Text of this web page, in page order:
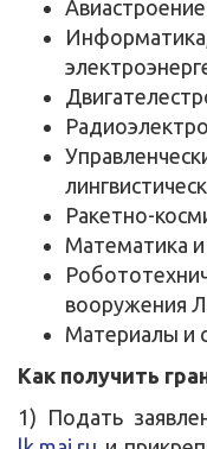
Авиастроение
Ракетно-
Математика
вооружения
Материалы и
Как получить
1) Подать